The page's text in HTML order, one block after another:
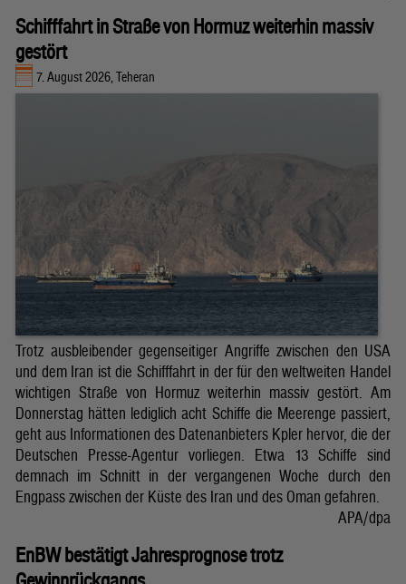
Schifffahrt in Straße von Hormuz weiterhin massiv
gestört
7. August 2026, Teheran
Trotz ausbleibender gegenseitiger Angriffe zwischen den USA
und dem Iran ist die Schifffahrt in der für den weltweiten Handel
wichtigen Straße von Hormuz weiterhin massiv gestört. Am
Donnerstag hätten lediglich acht Schiffe die Meerenge passiert,
geht aus Informationen des Datenanbieters Kpler hervor, die der
Deutschen Presse-Agentur vorliegen. Etwa 13 Schiffe sind
demnach im Schnitt in der vergangenen Woche durch den
Engpass zwischen der Küste des Iran und des Oman gefahren.
APA/dpa
EnBW bestätigt Jahresprognose trotz